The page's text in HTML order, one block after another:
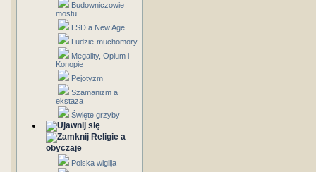
Budowniczowie
mostu
LSD a New Age
Ludzie-muchomory
Megality, Opium i
Konopie
Pejotyzm
Szamanizm a
ekstaza
Święte grzyby
Religie a
obyczaje
Polska wigilja